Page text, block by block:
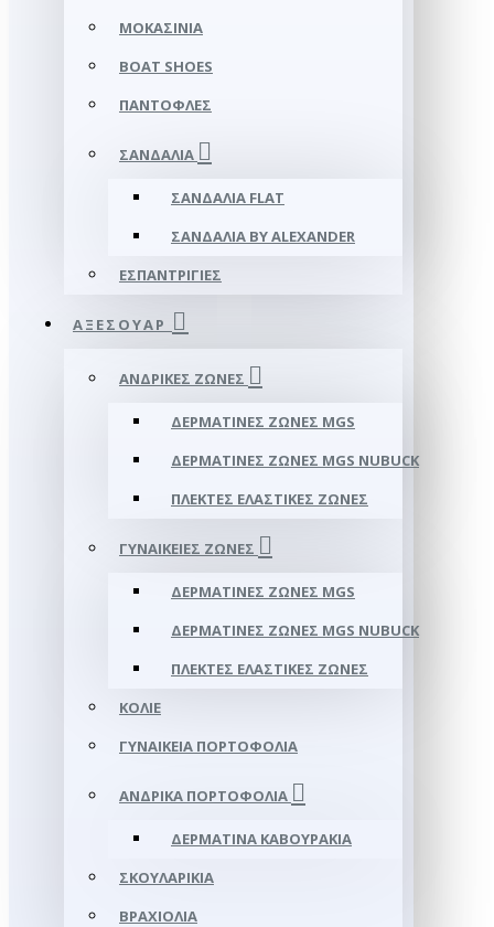
ΜΟΚΑΣΊΝΙΑ
BOAT SHOES
ΠΑΝΤΌΦΛΕΣ
ΣΑΝΔΆΛΙΑ
ΣΑΝΔΆΛΙΑ FLAT
ΣΑΝΔΆΛΙΑ BY ALEXANDER
ΕΣΠΑΝΤΡΊΓΙΕΣ
ΑΞΕΣΟΥΑΡ
ΑΝΔΡΙΚΈΣ ΖΏΝΕΣ
ΔΕΡΜΆΤΙΝΕΣ ΖΏΝΕΣ MGS
ΔΕΡΜΆΤΙΝΕΣ ΖΏΝΕΣ MGS NUBUCK
ΠΛΕΚΤΈΣ ΕΛΑΣΤΙΚΈΣ ΖΏΝΕΣ
ΓΥΝΑΙΚΕΊΕΣ ΖΏΝΕΣ
ΔΕΡΜΆΤΙΝΕΣ ΖΏΝΕΣ MGS
ΔΕΡΜΆΤΙΝΕΣ ΖΏΝΕΣ MGS NUBUCK
ΠΛΕΚΤΈΣ ΕΛΑΣΤΙΚΈΣ ΖΏΝΕΣ
ΚΟΛΙΈ
ΓΥΝΑΙΚΕΊΑ ΠΟΡΤΟΦΌΛΙΑ
ΑΝΔΡΙΚΆ ΠΟΡΤΟΦΌΛΙΑ
ΔΕΡΜΆΤΙΝΑ ΚΑΒΟΥΡΆΚΙΑ
ΣΚΟΥΛΑΡΊΚΙΑ
ΒΡΑΧΙΌΛΙΑ